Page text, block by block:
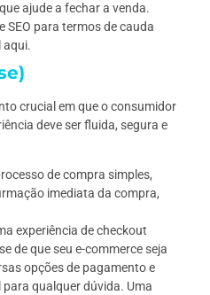
ajude a fechar a venda.
SEO para termos de cauda
aqui.
crucial em que o consumidor
deve ser fluida, segura e
de compra simples,
imediata da compra,
experiência de checkout
de que seu e-commerce seja
opções de pagamento e
qualquer dúvida. Uma